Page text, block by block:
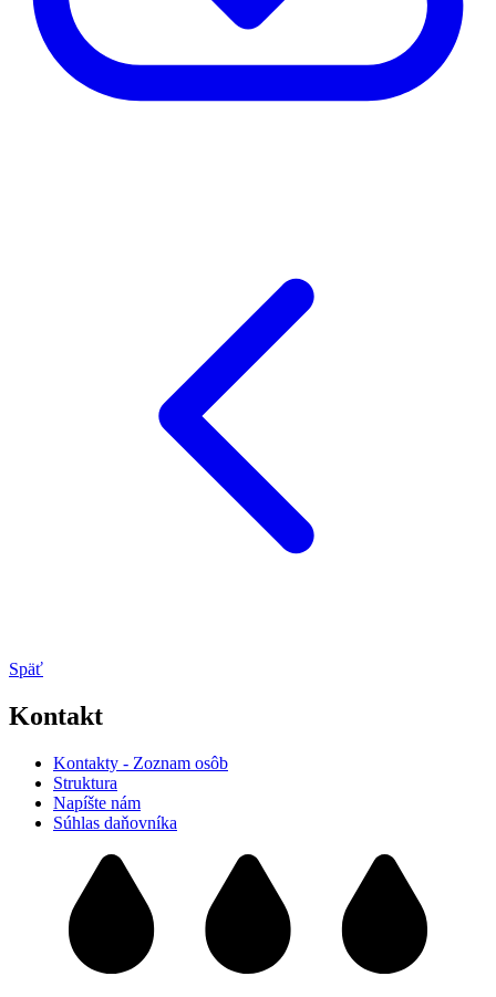
Späť
Kontakt
Kontakty - Zoznam osôb
Struktura
Napíšte nám
Súhlas daňovníka